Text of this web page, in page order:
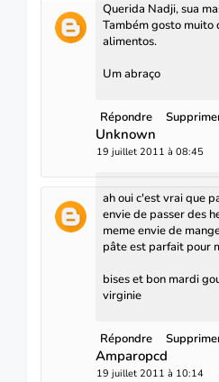
Querida Nadji, sua
Também gosto muito
alimentos.
Um abraço
Répondre
Unknown
19 juillet 2011 à 08:45
ah oui c'est vrai que
envie de passer des
meme envie de
pâte est parfait pour
bises et bon mardi
virginie
Répondre
Amparopcd
19 juillet 2011 à 10:14